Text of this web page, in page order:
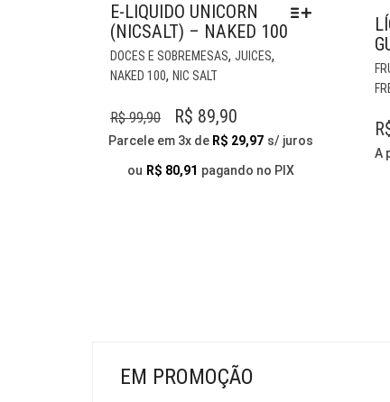
E-LIQUIDO UNICORN
(NICSALT) – NAKED 100
DOCES E SOBREMESAS, JUICES,
NAKED 100, NIC SALT
VARIANTES.
AS
R$99,90
O
PREÇO
ORIGINAL
R$ 89,90
PREÇO
ATUAL
Parcele em 3x de R$ 29,97 s/ juros
ou R$ 80,91 pagando no PIX
A
EM PROMOÇÃO